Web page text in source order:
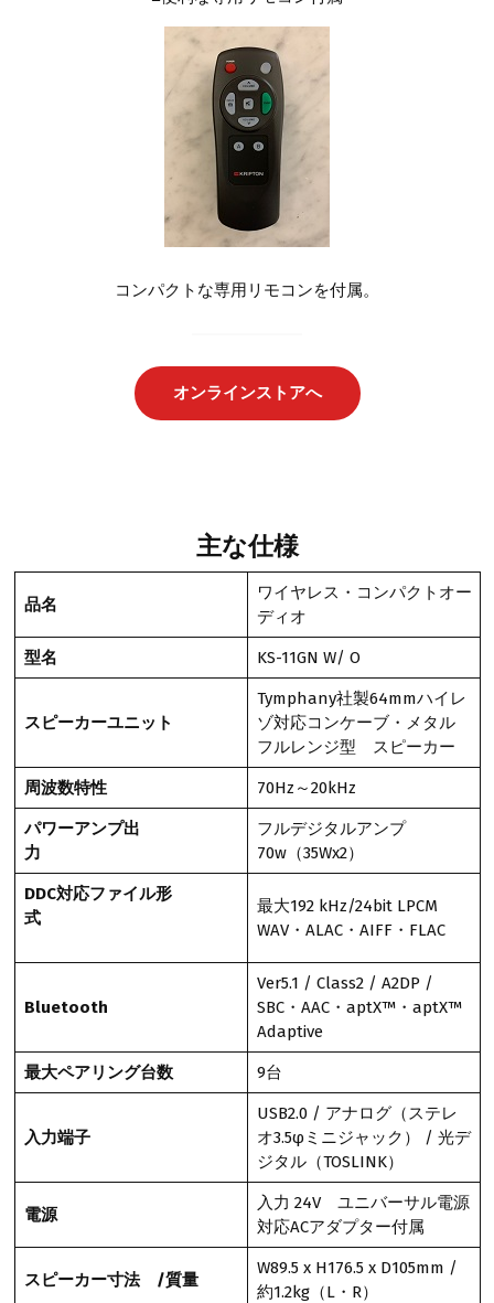
コンパクトな専用リモコンを付属。
オンラインストアへ
主な仕様
品名
ワイヤレス・コンパクトオー
ディオ
型名 KS-11GN W/ O
スピーカーユニット
Tymphany社製64mmハイレ
ゾ対応コンケーブ・メタル
フルレンジ型 スピーカー
周波数特性 70Hz～20kHz
パワーアンプ出
力
フルデジタルアンプ
70w（35Wx2）
DDC対応ファイル形
式
最大192 kHz/24bit LPCM
WAV・ALAC・AIFF・FLAC
Bluetooth
Ver5.1 / Class2 / A2DP /
SBC・AAC・aptX™・aptX™
Adaptive
最大ペアリング台数 9台
入力端子
USB2.0 / アナログ（ステレ
オ3.5φミニジャック） / 光デ
ジタル（TOSLINK）
電源
入力 24V ユニバーサル電源
対応ACアダプター付属
スピーカー寸法 /質量
W89.5 x H176.5 x D105mm /
約1.2kg（L・R）